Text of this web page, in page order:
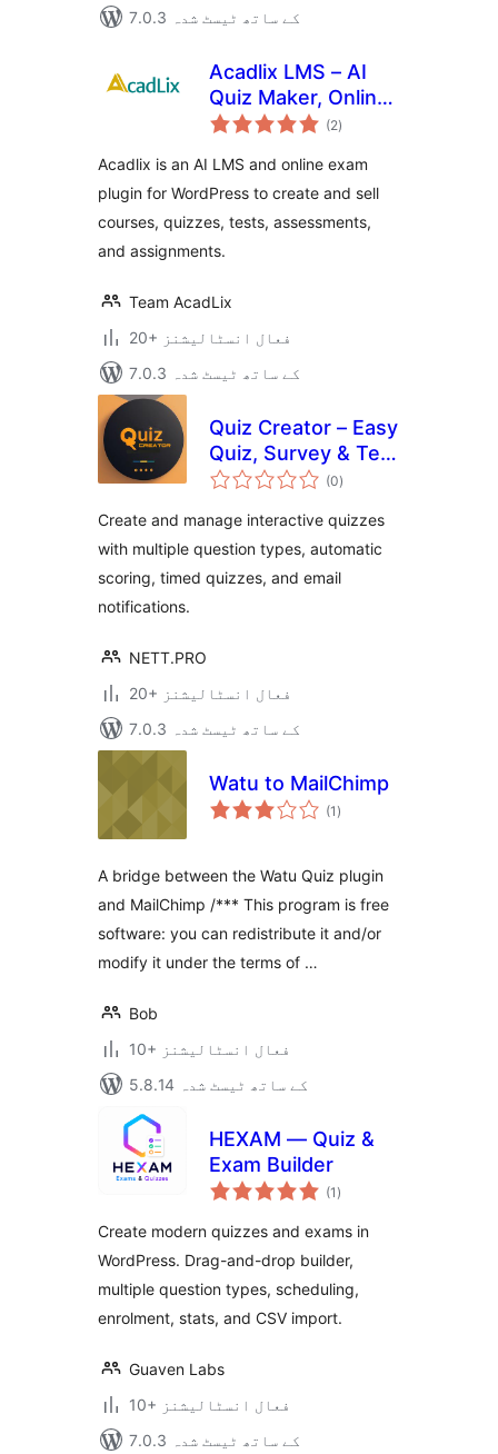
7.0.3 کے ساتھ ٹیسٹ شدہ
Acadlix LMS – AI
Quiz Maker, Online
Exam & Course
WordPress
(2مجموعی
درجہ
)
Acadlix is an AI LMS and online exam
plugin for WordPress to create and sell
courses, quizzes, tests, assessments,
and assignments.
Team AcadLix
20+ فعال انسٹالیشنز
7.0.3 کے ساتھ ٹیسٹ شدہ
Quiz Creator – Easy
Quiz, Survey & Test
Maker
(0مجموعی
درجہ
)
Create and manage interactive quizzes
with multiple question types, automatic
scoring, timed quizzes, and email
notifications.
NETT.PRO
20+ فعال انسٹالیشنز
7.0.3 کے ساتھ ٹیسٹ شدہ
Watu to MailChimp
(1 مجموعی
درجہ
)
A bridge between the Watu Quiz plugin
and MailChimp /*** This program is free
software: you can redistribute it and/or
modify it under the terms of …
Bob
10+ فعال انسٹالیشنز
5.8.14 کے ساتھ ٹیسٹ شدہ
HEXAM — Quiz &
Exam Builder
(1 مجموعی
درجہ
)
Create modern quizzes and exams in
WordPress. Drag-and-drop builder,
multiple question types, scheduling,
enrolment, stats, and CSV import.
Guaven Labs
10+ فعال انسٹالیشنز
7.0.3 کے ساتھ ٹیسٹ شدہ